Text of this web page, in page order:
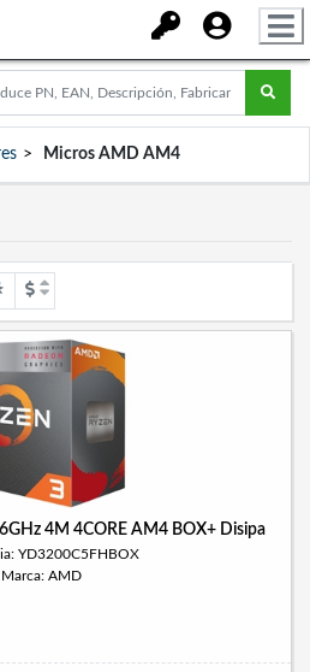
Micros AMD AM4
4M 4CORE AM4 BOX+ Disipa
YD3200C5FHBOX
Marca: AMD